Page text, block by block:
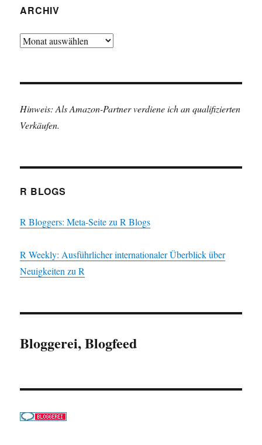
ARCHIV
Archiv
Hinweis: Als Amazon-Partner verdiene ich an qualifizierten
Verkäufen.
R BLOGS
R Bloggers: Meta-Seite zu R Blogs
R Weekly: Ausführlicher internationaler Überblick über
Neuigkeiten zu R
Bloggerei, Blogfeed